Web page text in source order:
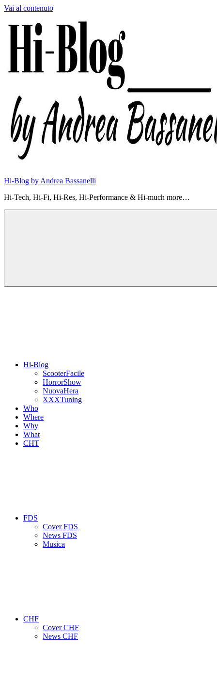
Vai al contenuto
Hi-Blog by Andrea Bassanelli
Hi-Tech, Hi-Fi, Hi-Res, Hi-Performance & Hi-much more…
Hi-Blog
ScooterFacile
HorrorShow
NuovaHera
XXXTuning
Who
Where
Why
What
CHT
FDS
Cover FDS
News FDS
Musica
CHF
Cover CHF
News CHF